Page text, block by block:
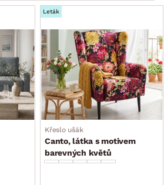
Leták
Křeslo ušák
Canto, látka s motivem
barevných květů